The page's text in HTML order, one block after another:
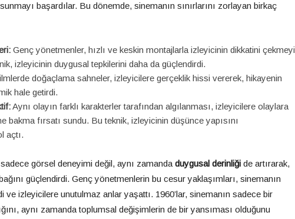
başardılar. Bu dönemde, sinemanın sınırlarını zorlayan birkaç
Genç yönetmenler, hızlı ve keskin montajlarla izleyicinin dikkatini çekmeyi
izleyicinin duygusal tepkilerini daha da güçlendirdi.
doğaçlama sahneler, izleyicilere gerçeklik hissi vererek, hikayenin
hale getirdi.
Aynı olayın farklı karakterler tarafından algılanması, izleyicilere olaylara
bakma fırsatı sundu. Bu teknik, izleyicinin düşünce yapısını
açtı.
görsel deneyimi değil, aynı zamanda duygusal derinliğide artırarak,
güçlendirdi. Genç yönetmenlerin bu cesur yaklaşımları, sinemanın
ve izleyicilere unutulmaz anlar yaşattı. 1960’lar, sinemanın sadece bir
aynı zamanda toplumsal değişimlerin de bir yansıması olduğunu